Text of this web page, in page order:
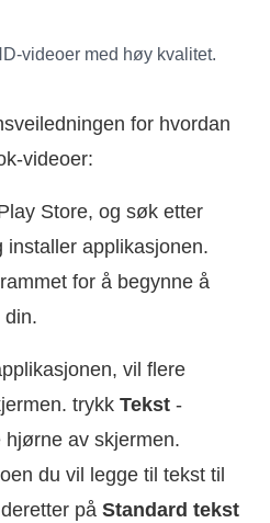
videoer med høy kvalitet.
for hvordan
videoer:
Store, og søk etter
applikasjonen.
for å begynne å
din.
vil flere
trykk Tekst -
av skjermen.
du vil legge til tekst til
på Standard tekst